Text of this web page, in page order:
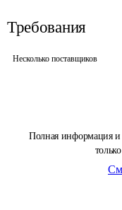
Полная информация и
Требования
Несколько поставщиков